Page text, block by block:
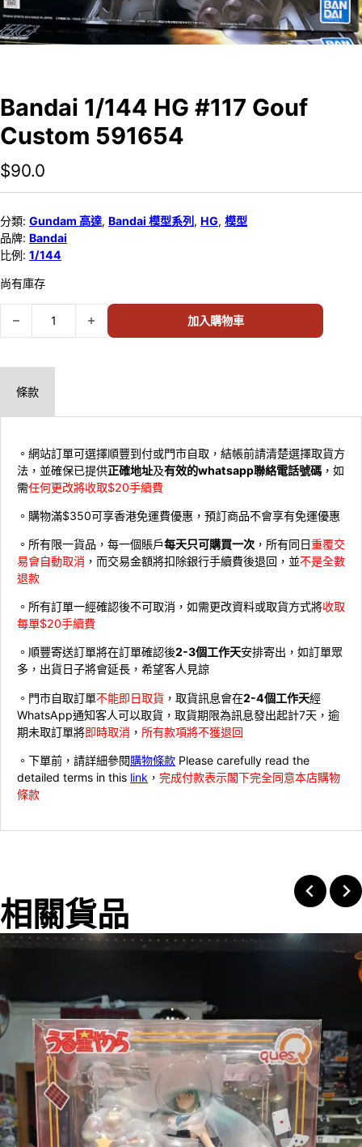
Bandai 1/144 HG #117 Gouf
Custom 591654
$90.0
分類: Gundam 高達, Bandai 模型系列 , HG, 模型
品牌: Bandai
比例: 1/144
尚有庫存
Bandai 1/144 HG #117 Gouf Custom 591654 數量
加入購物車
條款
。網站訂單可選擇順豐到付或門市自取，結帳前請清楚選擇取貨方
法，並確保已提供正確地址及有效的whatsapp聯絡電話號碼 ，如
需任何更改將收取$20手續費
。購物滿$350可享香港免運費優惠，預訂商品不會享有免運優惠
。所有限一貨品，每一個賬戶每天只可購買一次 ，所有同日重覆交
易會自動取消 ，而交易金額將扣除銀行手續費後退回，並不是全數
退款
。所有訂單一經確認後不可取消，如需更改資料或取貨方式將收取
每單$20手續費
。順豐寄送訂單將在訂單確認後2-3個工作天安排寄出，如訂單眾
多，出貨日子將會延長，希望客人見諒
。門市自取訂單不能即日取貨 ，取貨訊息會在2-4個工作天經
WhatsApp通知客人可以取貨，取貨期限為訊息發出起計7天，逾
期未取訂單將即時取消 ， 所有款項將不獲退回
。下單前，請詳細參閱購物條款 Please carefully read the
detailed terms in this link ， 完成付款表示閣下完全同意本店購物
條款
相關貨品